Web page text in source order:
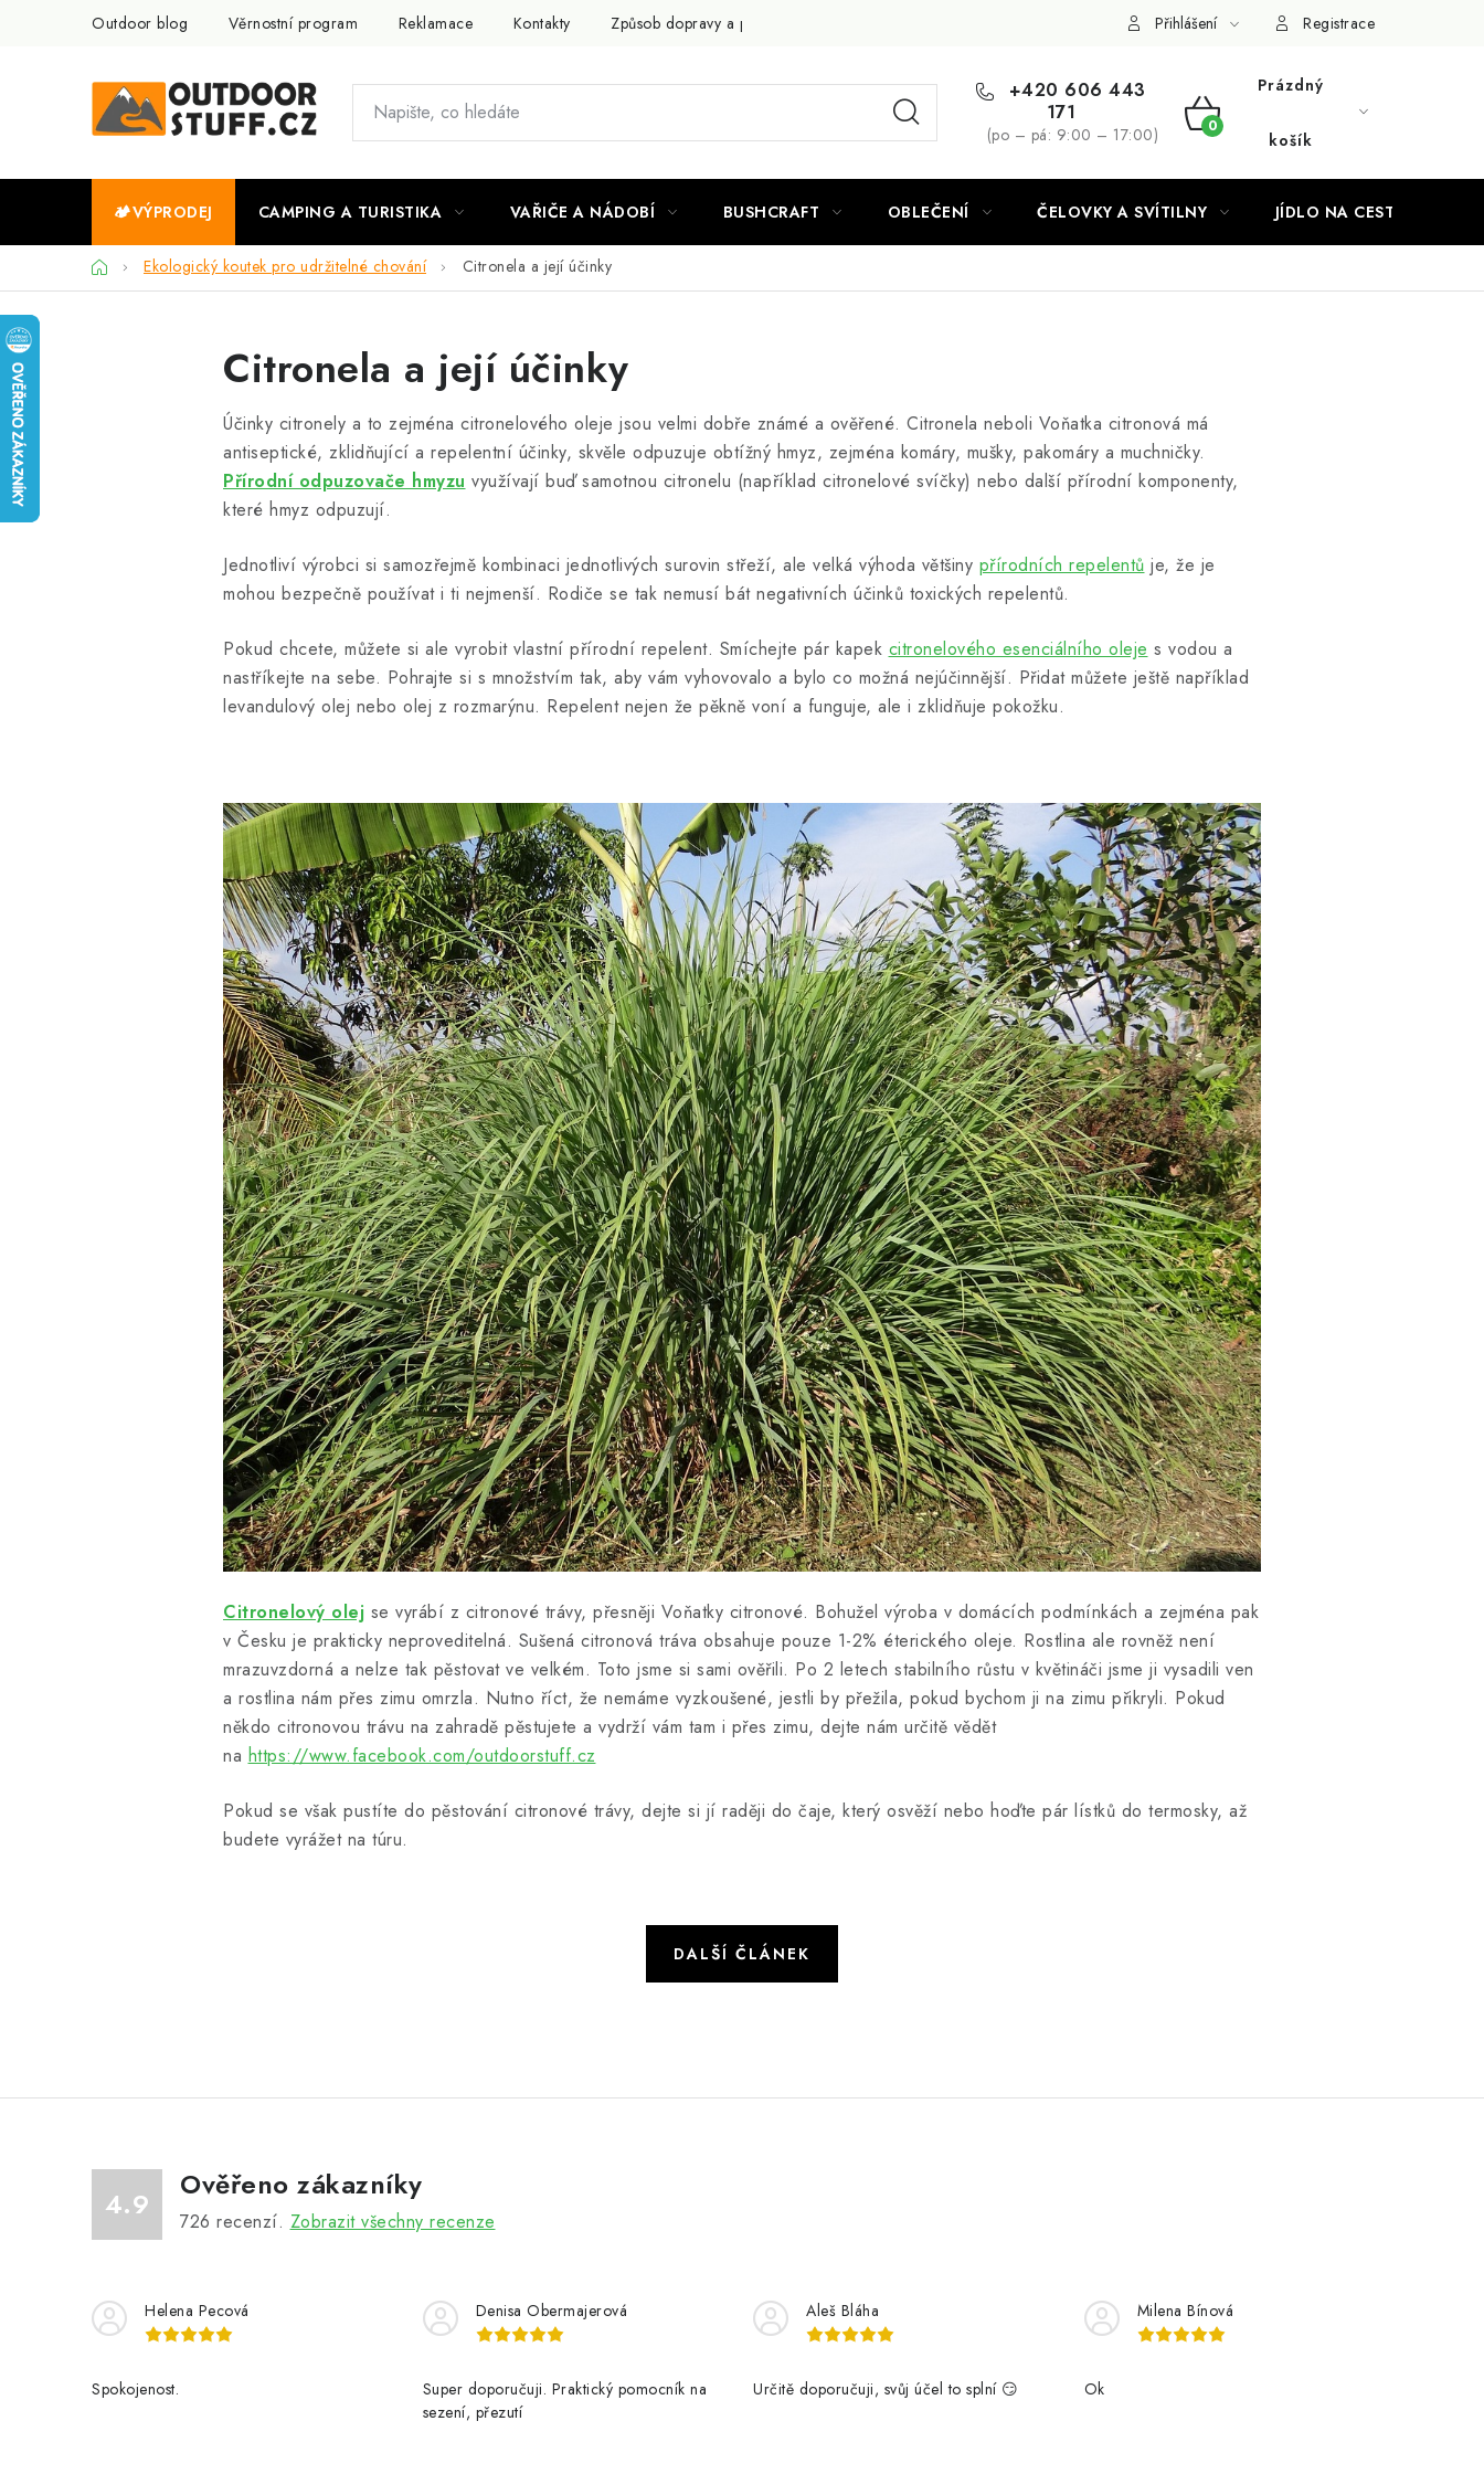
Outdoor blog Věrnostní program Reklamace Kontakty Způsob dopravy a platby Podmínky ochrany osobních údajů
Přihlášení Registrace
+420 606 443
171
(po – pá: 9:00 – 17:00)
NÁKUPNÍ
Prázdný
košík
🏕️VÝPRODEJ CAMPING A TURISTIKA VAŘIČE A NÁDOBÍ BUSHCRAFT OBLEČENÍ ČELOVKY A SVÍTILNY JÍDLO NA CESTY
DomůEkologický koutek pro udržitelné chování Citronela a její účinky
Citronela a její účinky
Účinky citronely a to zejména citronelového oleje jsou velmi dobře známé a ověřené. Citronela neboli Voňatka citronová má
antiseptické, zklidňující a repelentní účinky, skvěle odpuzuje obtížný hmyz, zejména komáry, mušky, pakomáry a muchničky.
Přírodní odpuzovače hmyzu využívají buď samotnou citronelu (například citronelové svíčky) nebo další přírodní komponenty,
které hmyz odpuzují.
Jednotliví výrobci si samozřejmě kombinaci jednotlivých surovin střeží, ale velká výhoda většiny přírodních repelentů je, že je
mohou bezpečně používat i ti nejmenší. Rodiče se tak nemusí bát negativních účinků toxických repelentů.
Pokud chcete, můžete si ale vyrobit vlastní přírodní repelent. Smíchejte pár kapek citronelového esenciálního oleje s vodou a
nastříkejte na sebe. Pohrajte si s množstvím tak, aby vám vyhovovalo a bylo co možná nejúčinnější. Přidat můžete ještě například
levandulový olej nebo olej z rozmarýnu. Repelent nejen že pěkně voní a funguje, ale i zklidňuje pokožku.
Citronelový olej se vyrábí z citronové trávy, přesněji Voňatky citronové. Bohužel výroba v domácích podmínkách a zejména pak
v Česku je prakticky neproveditelná. Sušená citronová tráva obsahuje pouze 1-2% éterického oleje. Rostlina ale rovněž není
mrazuvzdorná a nelze tak pěstovat ve velkém. Toto jsme si sami ověřili. Po 2 letech stabilního růstu v květináči jsme ji vysadili ven
a rostlina nám přes zimu omrzla. Nutno říct, že nemáme vyzkoušené, jestli by přežila, pokud bychom ji na zimu přikryli. Pokud
někdo citronovou trávu na zahradě pěstujete a vydrží vám tam i přes zimu, dejte nám určitě vědět
na https://www.facebook.com/outdoorstuff.cz
Pokud se však pustíte do pěstování citronové trávy, dejte si jí raději do čaje, který osvěží nebo hoďte pár lístků do termosky, až
budete vyrážet na túru.
DALŠÍ ČLÁNEK
4.9
Ověřeno zákazníky
726 recenzí. Zobrazit všechny recenze
Helena Pecová
Spokojenost.
Denisa Obermajerová
Super doporučuji. Praktický pomocník na
sezení, přezutí
Aleš Bláha
Určitě doporučuji, svůj účel to splní 😏
Milena Bínová
Ok